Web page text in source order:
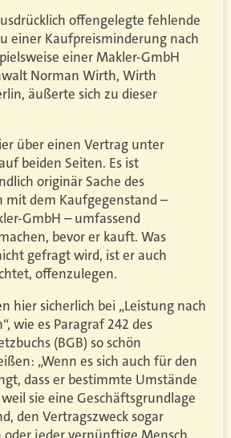
offengelegte fehlende
einer Kaufpreisminderung nach
einer Makler-GmbH
Norman Wirth, Wirth
äußerte sich zu dieser
über einen Vertrag unter
beiden Seiten. Es ist
originär Sache des
mit dem Kaufgegenstand –
GmbH – umfassend
bevor er kauft. Was
gefragt wird, ist er auch
offenzulegen.
hier sicherlich bei „Leistung nach
wie es Paragraf 242 des
(BGB) so schön
„Wenn es sich auch für den
dass er bestimmte Umstände
sie eine Geschäftsgrundlage
den Vertragszweck sogar